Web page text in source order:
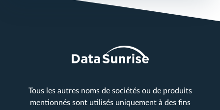
Tous les autres noms de sociétés ou de produits
mentionnés sont utilisés uniquement à des fins